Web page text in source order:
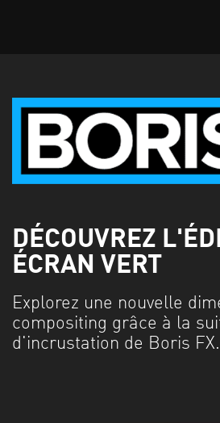
DÉCOUVREZ
ÉCRAN VERT
Explorez une nouvelle
compositing grâce à la
d'incrustation de Boris FX.